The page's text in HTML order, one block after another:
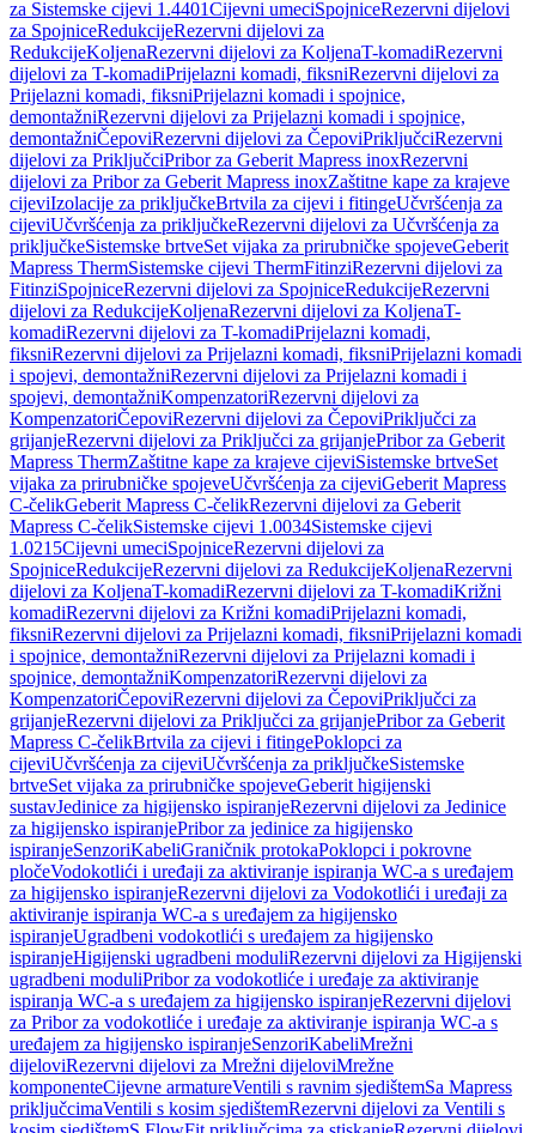
za Sistemske cijevi 1.4401Cijevni umeciSpojniceRezervni dijelovi
za SpojniceRedukcijeRezervni dijelovi za
RedukcijeKoljenaRezervni dijelovi za KoljenaT-komadiRezervni
dijelovi za T-komadiPrijelazni komadi, fiksniRezervni dijelovi za
Prijelazni komadi, fiksniPrijelazni komadi i spojnice,
demontažniRezervni dijelovi za Prijelazni komadi i spojnice,
demontažniČepoviRezervni dijelovi za ČepoviPriključciRezervni
dijelovi za PriključciPribor za Geberit Mapress inoxRezervni
dijelovi za Pribor za Geberit Mapress inoxZaštitne kape za krajeve
cijeviIzolacije za priključkeBrtvila za cijevi i fitingeUčvršćenja za
cijeviUčvršćenja za priključkeRezervni dijelovi za Učvršćenja za
priključkeSistemske brtveSet vijaka za prirubničke spojeveGeberit
Mapress ThermSistemske cijevi ThermFitinziRezervni dijelovi za
FitinziSpojniceRezervni dijelovi za SpojniceRedukcijeRezervni
dijelovi za RedukcijeKoljenaRezervni dijelovi za KoljenaT-
komadiRezervni dijelovi za T-komadiPrijelazni komadi,
fiksniRezervni dijelovi za Prijelazni komadi, fiksniPrijelazni komadi
i spojevi, demontažniRezervni dijelovi za Prijelazni komadi i
spojevi, demontažniKompenzatoriRezervni dijelovi za
KompenzatoriČepoviRezervni dijelovi za ČepoviPriključci za
grijanjeRezervni dijelovi za Priključci za grijanjePribor za Geberit
Mapress ThermZaštitne kape za krajeve cijeviSistemske brtveSet
vijaka za prirubničke spojeveUčvršćenja za cijeviGeberit Mapress
C-čelikGeberit Mapress C-čelikRezervni dijelovi za Geberit
Mapress C-čelikSistemske cijevi 1.0034Sistemske cijevi
1.0215Cijevni umeciSpojniceRezervni dijelovi za
SpojniceRedukcijeRezervni dijelovi za RedukcijeKoljenaRezervni
dijelovi za KoljenaT-komadiRezervni dijelovi za T-komadiKrižni
komadiRezervni dijelovi za Križni komadiPrijelazni komadi,
fiksniRezervni dijelovi za Prijelazni komadi, fiksniPrijelazni komadi
i spojnice, demontažniRezervni dijelovi za Prijelazni komadi i
spojnice, demontažniKompenzatoriRezervni dijelovi za
KompenzatoriČepoviRezervni dijelovi za ČepoviPriključci za
grijanjeRezervni dijelovi za Priključci za grijanjePribor za Geberit
Mapress C-čelikBrtvila za cijevi i fitingePoklopci za
cijeviUčvršćenja za cijeviUčvršćenja za priključkeSistemske
brtveSet vijaka za prirubničke spojeveGeberit higijenski
sustavJedinice za higijensko ispiranjeRezervni dijelovi za Jedinice
za higijensko ispiranjePribor za jedinice za higijensko
ispiranjeSenzoriKabeliGraničnik protokaPoklopci i pokrovne
pločeVodokotlići i uređaji za aktiviranje ispiranja WC-a s uređajem
za higijensko ispiranjeRezervni dijelovi za Vodokotlići i uređaji za
aktiviranje ispiranja WC-a s uređajem za higijensko
ispiranjeUgradbeni vodokotlići s uređajem za higijensko
ispiranjeHigijenski ugradbeni moduliRezervni dijelovi za Higijenski
ugradbeni moduliPribor za vodokotliće i uređaje za aktiviranje
ispiranja WC-a s uređajem za higijensko ispiranjeRezervni dijelovi
za Pribor za vodokotliće i uređaje za aktiviranje ispiranja WC-a s
uređajem za higijensko ispiranjeSenzoriKabeliMrežni
dijeloviRezervni dijelovi za Mrežni dijeloviMrežne
komponenteCijevne armatureVentili s ravnim sjedištemSa Mapress
priključcimaVentili s kosim sjedištemRezervni dijelovi za Ventili s